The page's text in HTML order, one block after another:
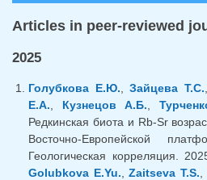
Articles in peer-reviewed
2025
Голубкова Е.Ю. ,Зайцева Т.С.
Е.А.
Кузнецов А.Б.
Редкинская биота и Rb-Sr
Восточно-Европейской
Геологическая корреляция.
Golubkova E.Yu.
Zaitseva T.S.